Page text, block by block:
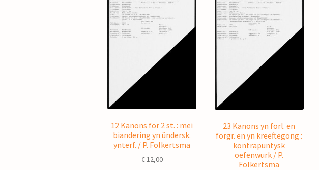
12 Kanons for 2 st. : mei
biandering yn ûndersk.
ynterf. / P. Folkertsma
€12,00
23 Kanons yn forl. en
forgr. en yn kreeftegong :
kontrapuntysk
oefenwurk / P.
Folkertsma